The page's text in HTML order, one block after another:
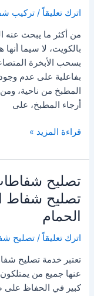
اترك تعليقاً /تركيب
من أكثر ما يبحث
بالكويت، ‏لا سيما
بسحب الأبخرة
بفاعلية على عدم
المطبخ من ناحية،
أرجاء المطبخ، على
تركيب
شفاط
مطبخ
بالكويت/60497772/
تركيب
مروحة
حمام
بالكويت
قراءة المزيد »
تصليح شفاط
الحمام
اترك تعليقاً /تصليح
تعتبر خدمة تصليح
عنها جميع من
كبير في الحفاظ على